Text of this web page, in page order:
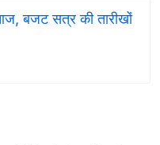
बजट सत्र की तारीखों